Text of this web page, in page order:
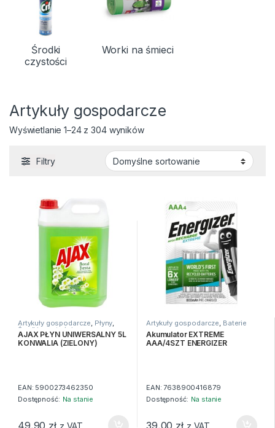
Środki
czystości
Worki na śmieci
Artykuły gospodarcze
Wyświetlanie 1–24 z 304 wyników
Filtry
Artykuły gospodarcze, Płyny,
Środki czystości
AJAX PŁYN UNIWERSALNY 5L
KONWALIA (ZIELONY)
EAN: 5900273462350
Dostępność: Na stanie
49,90 zł z VAT
Artykuły gospodarcze, Baterie
Akumulator EXTREME
AAA/4SZT ENERGIZER
EAN:7638900416879
Dostępność: Na stanie
39,00 zł z VAT